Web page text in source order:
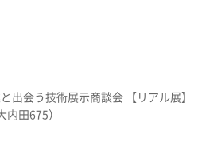
企業と出会う技術展示商談会 【
田675）